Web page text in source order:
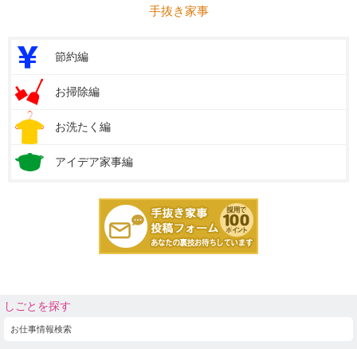
手抜き家事
節約編
お掃除編
お洗たく編
アイデア家事編
しごとを探す
お仕事情報検索